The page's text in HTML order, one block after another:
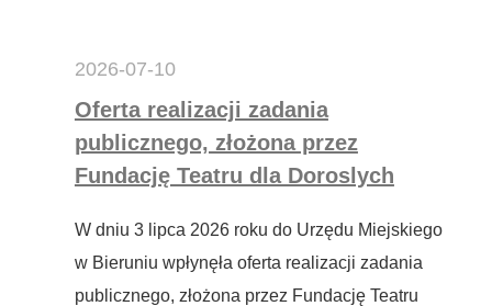
2026-07-10
Oferta realizacji zadania
publicznego, złożona przez
Fundację Teatru dla Doroslych
W dniu 3 lipca 2026 roku do Urzędu Miejskiego
w Bieruniu wpłynęła oferta realizacji zadania
publicznego, złożona przez Fundację Teatru